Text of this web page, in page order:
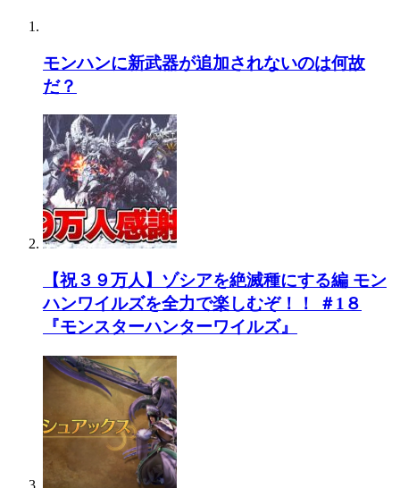
モンハンに新武器が追加されないのは何故
だ？
【祝３９万人】ゾシアを絶滅種にする編 モン
ハンワイルズを全力で楽しむぞ！！ ＃1８
『モンスターハンターワイルズ』